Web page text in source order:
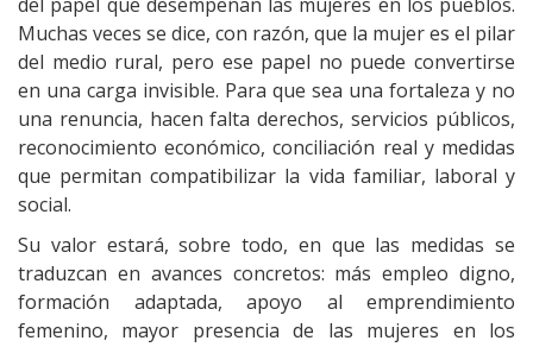
del papel que desempeñan las mujeres en los pueblos.
Muchas veces se dice, con razón, que la mujer es el pilar
del medio rural, pero ese papel no puede convertirse
en una carga invisible. Para que sea una fortaleza y no
una renuncia, hacen falta derechos, servicios públicos,
reconocimiento económico, conciliación real y medidas
que permitan compatibilizar la vida familiar, laboral y
social.
Su valor estará, sobre todo, en que las medidas se
traduzcan en avances concretos: más empleo digno,
formación adaptada, apoyo al emprendimiento
femenino, mayor presencia de las mujeres en los